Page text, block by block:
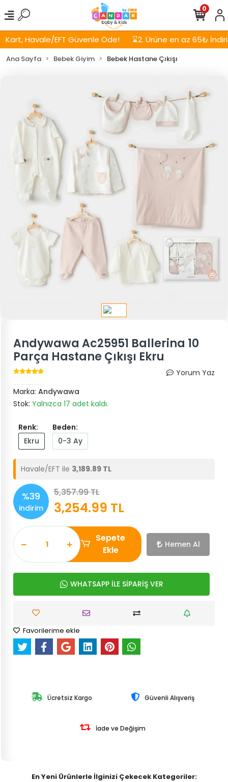
Havale/EFT Güvenle Öde! ⌛2. Ürüne en az 65₺ İndirim!
0
Ana Sayfa Bebek Giyim Bebek Hastane Çıkışı
Andywawa Ac25951 Ballerina 10
Parça Hastane Çıkışı Ekru
Yorum Yaz
Marka: Andywawa
Stok: Yalnızca 17 adet kaldı.
Renk:
Ekru
Beden:
0-3 Ay
Havale/EFT ile 3,189.89 TL
%39
indirim
5,357.99 TL
3,254.99 TL
Sepete
Ekle
Hemen Al
WHATSAPP İLE SİPARİŞ VER
Favorilerime ekle
Ücretsiz Kargo Güvenli Alışveriş
İade ve Değişim
En Yeni Ürünlerle İlginizi Çekecek Kategoriler: